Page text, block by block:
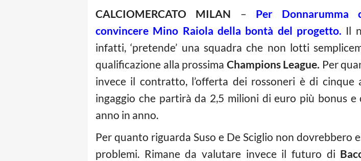
CALCIOMERCATO MILAN – Per
convincere Mino Raiola della bontà del progetto. Il
infatti, ‘pretende’ una squadra che non lotti
qualificazione alla prossima Champions League. Per
invece il contratto, l’offerta dei rossoneri è di cinque
ingaggio che partirà da 2,5 milioni di euro più bonus e
anno in anno.
Per quanto riguarda Suso e De Sciglio non dovrebbero
problemi. Rimane da valutare invece il futuro di